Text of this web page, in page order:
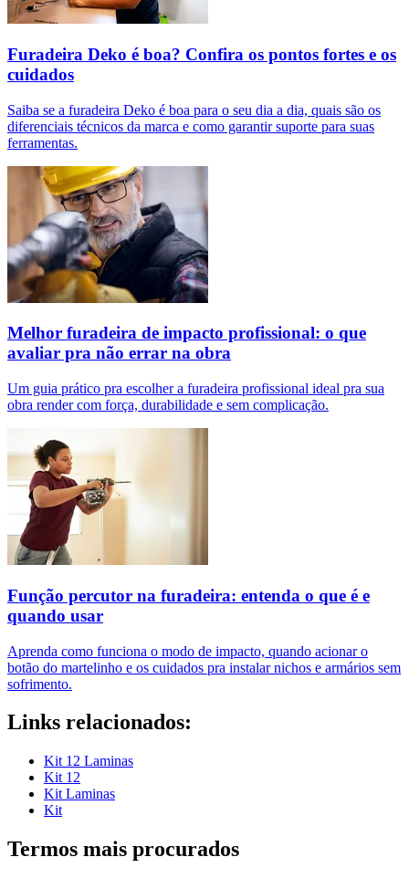
Furadeira Deko é boa? Confira os pontos fortes e os
cuidados
Saiba se a furadeira Deko é boa para o seu dia a dia, quais são os
diferenciais técnicos da marca e como garantir suporte para suas
ferramentas.
Melhor furadeira de impacto profissional: o que
avaliar pra não errar na obra
Um guia prático pra escolher a furadeira profissional ideal pra sua
obra render com força, durabilidade e sem complicação.
Função percutor na furadeira: entenda o que é e
quando usar
Aprenda como funciona o modo de impacto, quando acionar o
botão do martelinho e os cuidados pra instalar nichos e armários sem
sofrimento.
Links relacionados:
Kit 12 Laminas
Kit 12
Kit Laminas
Kit
Termos mais procurados